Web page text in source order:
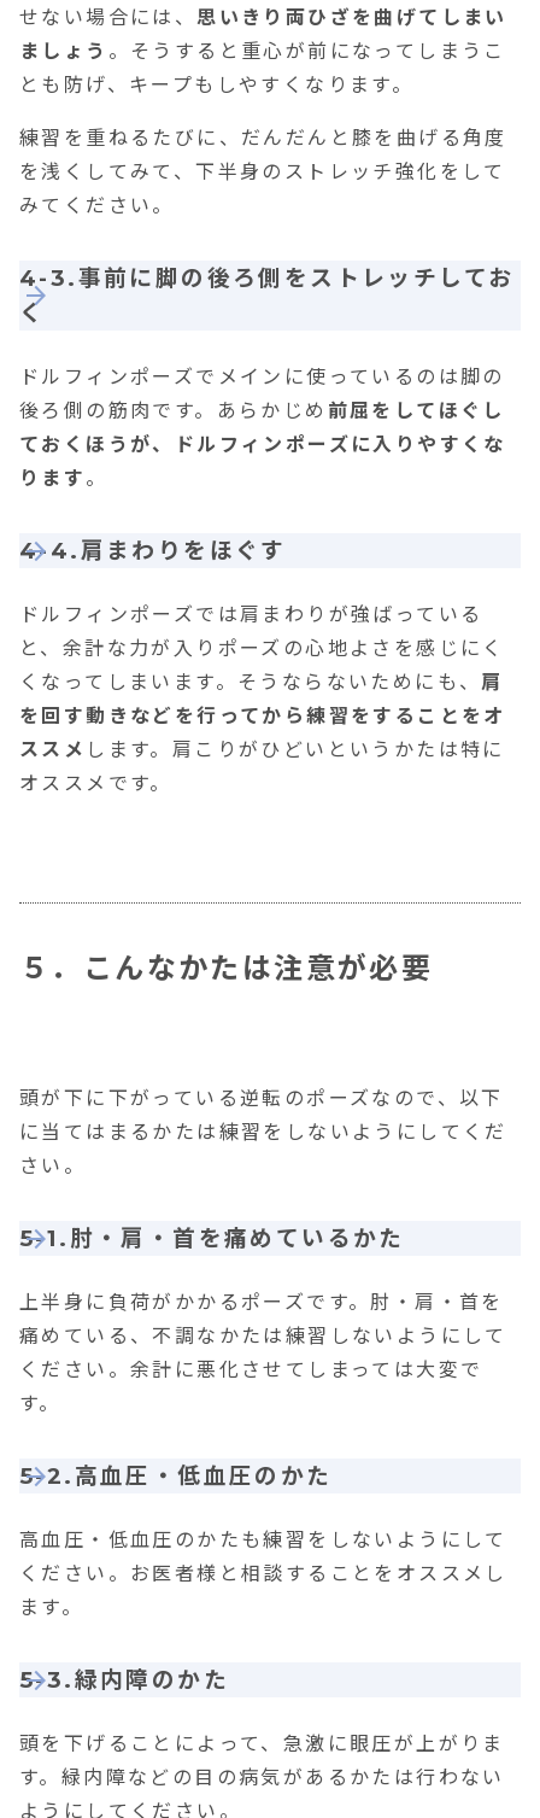
せない場合には、思いきり両ひざを曲げてしまい
ましょう 。そうすると重心が前になってしまうこ
とも防げ、キープもしやすくなります。
練習を重ねるたびに、だんだんと膝を曲げる角度
を浅くしてみて、下半身のストレッチ強化をして
みてください。
4-3.事前に脚の後ろ側をストレッチしてお
く
ドルフィンポーズでメインに使っているのは脚の
後ろ側の筋肉です。あらかじめ 前屈をしてほぐし
ておくほうが、ドルフィンポーズに入りやすくな
ります 。
4-4.肩まわりをほぐす
ドルフィンポーズでは肩まわりが強ばっている
と、余計な力が入りポーズの心地よさを感じにく
くなってしまいます。そうならないためにも、肩
を回す動きなどを行ってから練習をすることをオ
ススメ します。肩こりがひどいというかたは特に
オススメです。
５．こんなかたは注意が必要
頭が下に下がっている逆転のポーズなので、以下
に当てはまるかたは練習をしないようにしてくだ
さい。
5-1.肘・肩・首を痛めているかた
上半身に負荷がかかるポーズです。肘・肩・首を
痛めている、不調なかたは練習しないようにして
ください。余計に悪化させてしまっては大変で
す。
5-2.高血圧・低血圧のかた
高血圧・低血圧のかたも練習をしないようにして
ください。お医者様と相談することをオススメし
ます。
5-3.緑内障のかた
頭を下げることによって、急激に眼圧が上がりま
す。緑内障などの目の病気があるかたは行わない
ようにしてください。